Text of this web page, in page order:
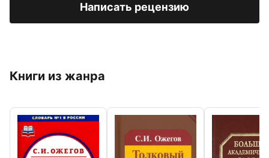
Написать рецензию
Книги из жанра